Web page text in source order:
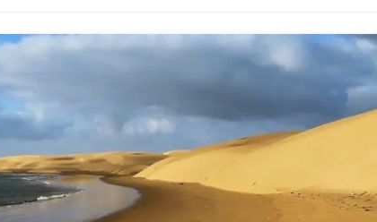
LUFTLANDEBLECHE
REPARATURANLEITUNG/WERKSTATTHANDBUCH
DEFENDER TD5
KOBUDO
MINDFULNESS BASED STRESS
REDUCTION (MBSR)
(WILDNISPÄDAGOGIK)
BARFUSSLAUFEN